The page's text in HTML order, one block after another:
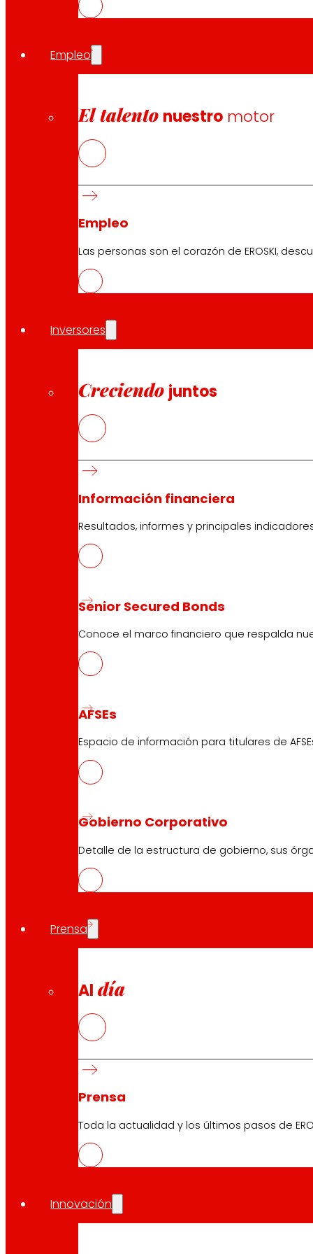
Empleo
El talento nuestro motor
Empleo
Las personas son el corazón de EROSKI,
Inversores
Creciendo juntos
Información financiera
Resultados, informes y principales
Senior Secured Bonds
Conoce el marco financiero que respalda
AFSEs
Espacio de información para titulares de
Gobierno Corporativo
Detalle de la estructura de gobierno, sus
Prensa
Al día
Prensa
Toda la actualidad y los últimos pasos de
Innovación